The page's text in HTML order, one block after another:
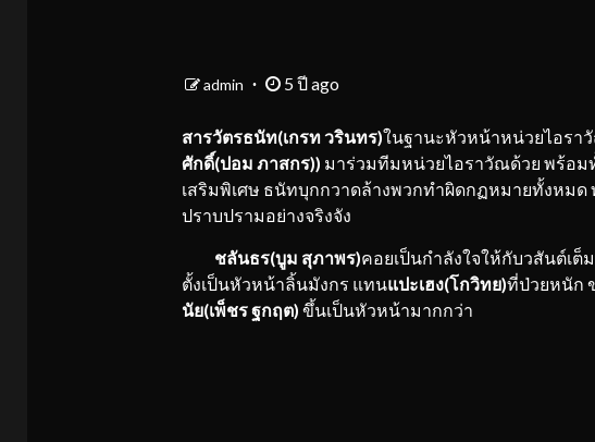
admin 5 ปี ago
สารวัตรธนัท(เกรท วรินทร)ในฐานะหัวหน้าหน่วยไอรา
ศักดิ์(ปอม ภาสกร)) มาร่วมทีมหน่วยไอราวัณด้วย พร้อม
เสริมพิเศษ ธนัทบุกกวาดล้างพวกทำผิดกฏหมายทั้งหมด
ปราบปรามอย่างจริงจัง
ชลันธร(บูม สุภาพร)คอยเป็นกำลังใจให้กับวสันต์เต็
ตั้งเป็นหัวหน้าลิ้นมังกร แทนแปะเฮง(โกวิทย)ที่ป่วยหนัก
นัย(เพ็ชร ฐกฤต) ขึ้นเป็นหัวหน้ามากกว่า